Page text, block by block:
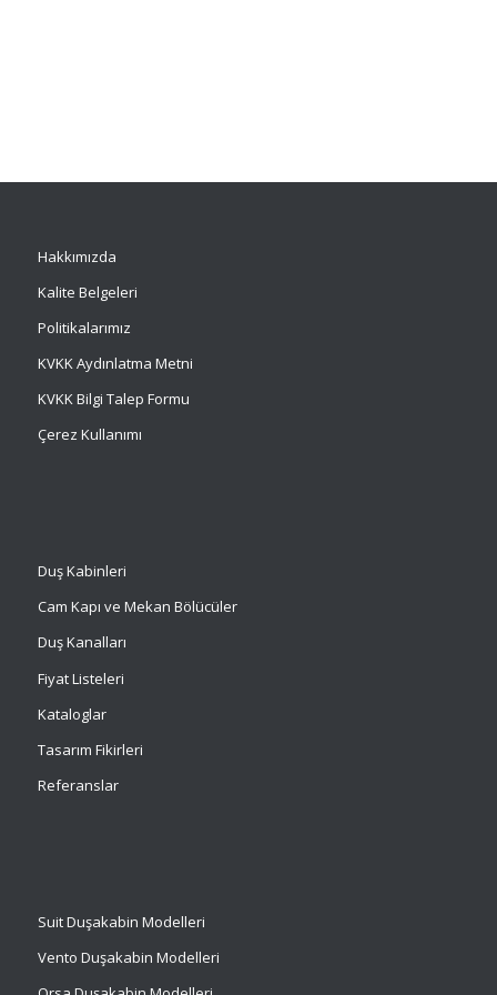
Hakkımızda
Kalite Belgeleri
Politikalarımız
KVKK Aydınlatma Metni
KVKK Bilgi Talep Formu
Çerez Kullanımı
Duş Kabinleri
Cam Kapı ve Mekan Bölücüler
Duş Kanalları
Fiyat Listeleri
Kataloglar
Tasarım Fikirleri
Referanslar
SuitDuşakabin Modelleri
Vento Duşakabin Modelleri